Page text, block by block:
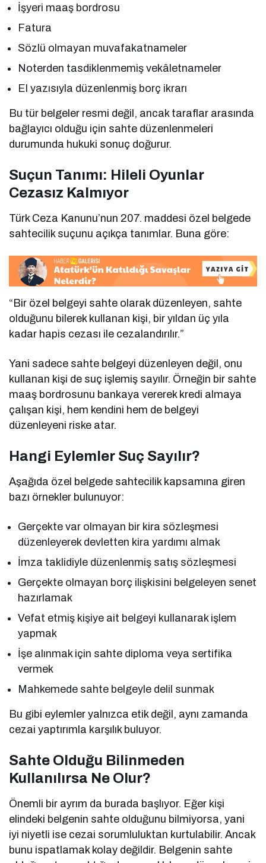
İşyeri maaş bordrosu
Fatura
Sözlü olmayan muvafakatnameler
Noterden tasdiklenmemiş vekâletnameler
El yazısıyla düzenlenmiş borç ikrarı
Bu tür belgeler resmi değil, ancak taraflar arasında
bağlayıcı olduğu için sahte düzenlenmeleri
durumunda hukuki sonuç doğurur.
Suçun Tanımı: Hileli Oyunlar
Cezasız Kalmıyor
Türk Ceza Kanunu’nun 207. maddesi özel belgede
sahtecilik suçunu açıkça tanımlar. Buna göre:
“Bir özel belgeyi sahte olarak düzenleyen, sahte
olduğunu bilerek kullanan kişi, bir yıldan üç yıla
kadar hapis cezası ile cezalandırılır.”
Yani sadece sahte belgeyi düzenleyen değil, onu
kullanan kişi de suç işlemiş sayılır. Örneğin bir sahte
maaş bordrosunu bankaya vererek kredi almaya
çalışan kişi, hem kendini hem de belgeyi
düzenleyeni riske atar.
Hangi Eylemler Suç Sayılır?
Aşağıda özel belgede sahtecilik kapsamına giren
bazı örnekler bulunuyor:
Gerçekte var olmayan bir kira sözleşmesi
düzenleyerek devletten kira yardımı almak
İmza taklidiyle düzenlenmiş satış sözleşmesi
Gerçekte olmayan borç ilişkisini belgeleyen senet
hazırlamak
Vefat etmiş kişiye ait belgeyi kullanarak işlem
yapmak
İşe alınmak için sahte diploma veya sertifika
vermek
Mahkemede sahte belgeyle delil sunmak
Bu gibi eylemler yalnızca etik değil, aynı zamanda
cezai yaptırımla karşılık buluyor.
Sahte Olduğu Bilinmeden
Kullanılırsa Ne Olur?
Önemli bir ayrım da burada başlıyor. Eğer kişi
elindeki belgenin sahte olduğunu bilmiyorsa, yani
iyi niyetli ise cezai sorumluluktan kurtulabilir. Ancak
bunu ispatlamak kolay değildir. Belgenin sahte